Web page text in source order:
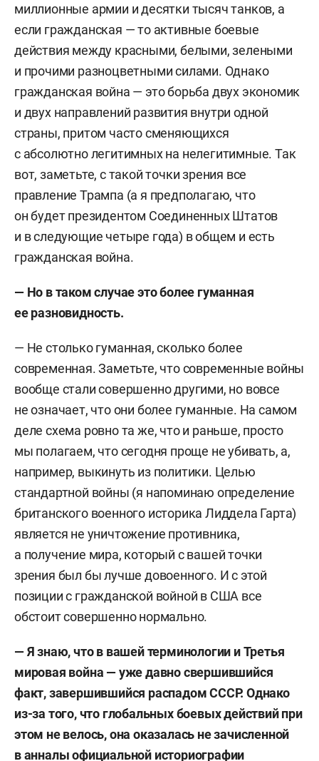
миллионные армии и десятки тысяч танков, а
если гражданская — то активные боевые
действия между красными, белыми, зелеными
и прочими разноцветными силами. Однако
гражданская война — это борьба двух экономик
и двух направлений развития внутри одной
страны, притом часто сменяющихся
с абсолютно легитимных на нелегитимные. Так
вот, заметьте, с такой точки зрения все
правление Трампа (а я предполагаю, что
он будет президентом Соединенных Штатов
и в следующие четыре года) в общем и есть
гражданская война.
— Но в таком случае это более гуманная
ее разновидность.
— Не столько гуманная, сколько более
современная. Заметьте, что современные войны
вообще стали совершенно другими, но вовсе
не означает, что они более гуманные. На самом
деле схема ровно та же, что и раньше, просто
мы полагаем, что сегодня проще не убивать, а,
например, выкинуть из политики. Целью
стандартной войны (я напоминаю определение
британского военного историка Лиддела Гарта)
является не уничтожение противника,
а получение мира, который с вашей точки
зрения был бы лучше довоенного. И с этой
позиции с гражданской войной в США все
обстоит совершенно нормально.
— Я знаю, что в вашей терминологии и Третья
мировая война — уже давно свершившийся
факт, завершившийся распадом СССР. Однако
из-за того, что глобальных боевых действий при
этом не велось, она оказалась не зачисленной
в анналы официальной историографии